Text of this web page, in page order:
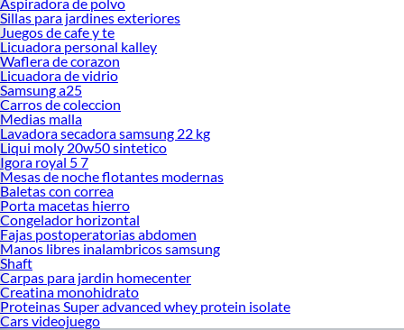
Sillas para jardines exteriores
Juegos de cafe y te
Licuadora personal kalley
Waflera de corazon
Licuadora de vidrio
Samsung a25
Carros de coleccion
Medias malla
Lavadora secadora samsung 22 kg
Liqui moly 20w50 sintetico
Igora royal 5 7
Mesas de noche flotantes modernas
Baletas con correa
Porta macetas hierro
Congelador horizontal
Fajas postoperatorias abdomen
Manos libres inalambricos samsung
Shaft
Carpas para jardin homecenter
Creatina monohidrato
Proteinas Super advanced whey protein isolate
Cars videojuego